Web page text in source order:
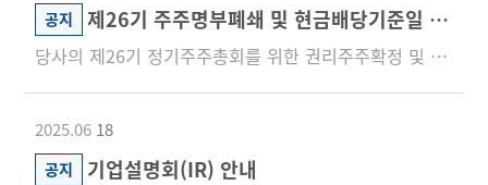
공지 제26기 주주명부폐쇄 및 현금배당기준일 공고
당사의 제26기 정기주주총회를 위한 권리주주확정 및 현금배당 기준일 결정을 아래와 같이 공지합니다. 주주...
2025.06 18
공지 기업설명회(IR) 안내